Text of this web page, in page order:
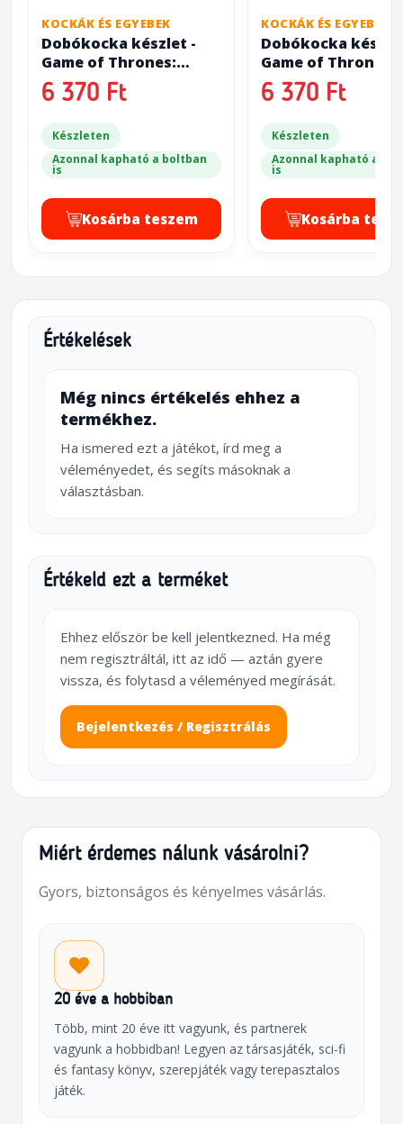
KOCKÁK ÉS EGYEBEK
Dobókocka készlet -
Game of Thrones:
Stark (10db D6)
6 370 Ft
Készleten
Azonnal kapható a boltban
is
Kosárba teszem
KOCKÁK ÉS EGYEBEK
Dobókocka
Game of Thrones:
Targaryen (10db
6 370 Ft
Készleten
Azonnal kapható a
is
Kosárba
Értékelések
Még nincs értékelés ehhez a
termékhez.
Ha ismered ezt a játékot, írd meg a
véleményedet, és segíts másoknak a
választásban.
Értékeld ezt a terméket
Ehhez először be kell jelentkezned. Ha még
nem regisztráltál, itt az idő — aztán gyere
vissza, és folytasd a véleményed megírását.
Bejelentkezés / Regisztrálás
Miért érdemes nálunk vásárolni?
Gyors, biztonságos és kényelmes vásárlás.
20 éve a hobbiban
Több, mint 20 éve itt vagyunk, és partnerek
vagyunk a hobbidban! Legyen az társasjáték, sci-fi
és fantasy könyv, szerepjáték vagy terepasztalos
játék.